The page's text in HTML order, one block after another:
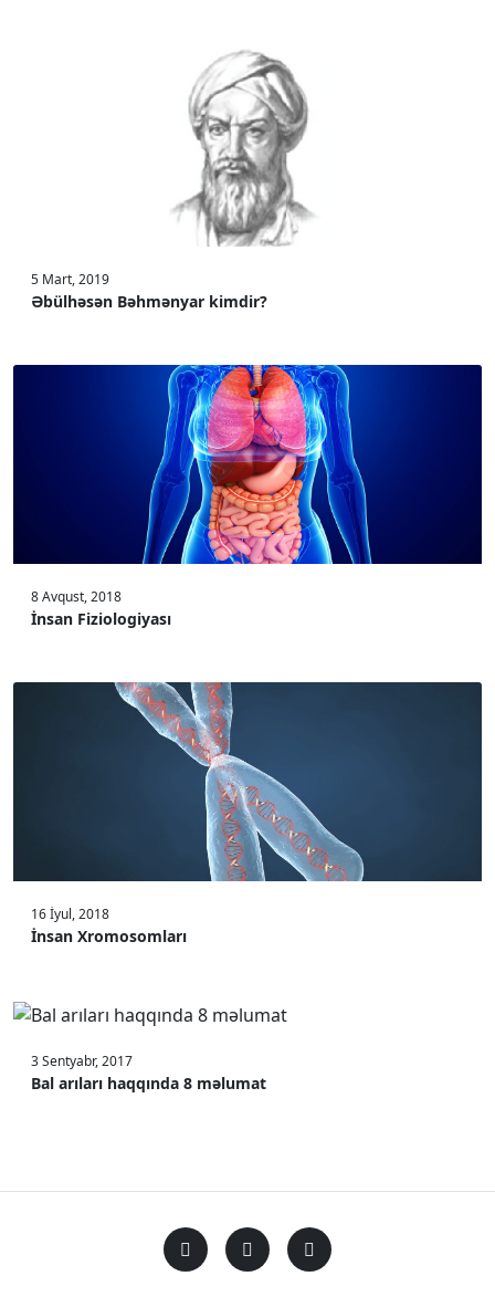
5 Mart, 2019
Əbülhəsən Bəhmənyar kimdir?
8 Avqust, 2018
İnsan Fiziologiyası
16 İyul, 2018
İnsan Xromosomları
3 Sentyabr, 2017
Bal arıları haqqında 8 məlumat